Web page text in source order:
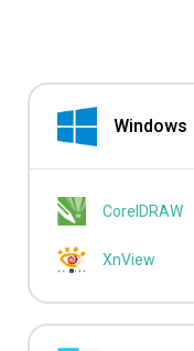
Windows
CorelDRAW
XnView